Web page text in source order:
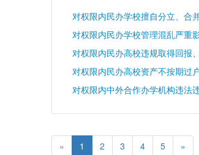
对权限内中外合作办学机构违法
« 1 2 3 4 5 »